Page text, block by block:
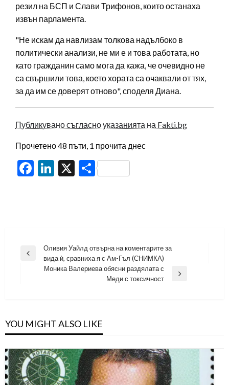
резил на БСП и Слави Трифонов, които останаха
извън парламента.
"Не искам да навлизам толкова надълбоко в
политически анализи, не ми е и това работата, но
като гражданин само мога да кажа, че очевидно не
са свършили това, което хората са очаквали от тях,
за да им се доверят отново", споделя Диана.
Публикувано съгласно указанията на Fakti.bg
Прочетено 48 пъти, 1 прочита днес
Facebook
LinkedIn
X Share
Навигация
Previous
Оливия Уайлд отвърна на коментарите за
вида ѝ, сравниха я с Ам-Гъл (СНИМКА)
Моника Валериева обясни раздялата с
Меди с токсичност
YOU MIGHT ALSO LIKE